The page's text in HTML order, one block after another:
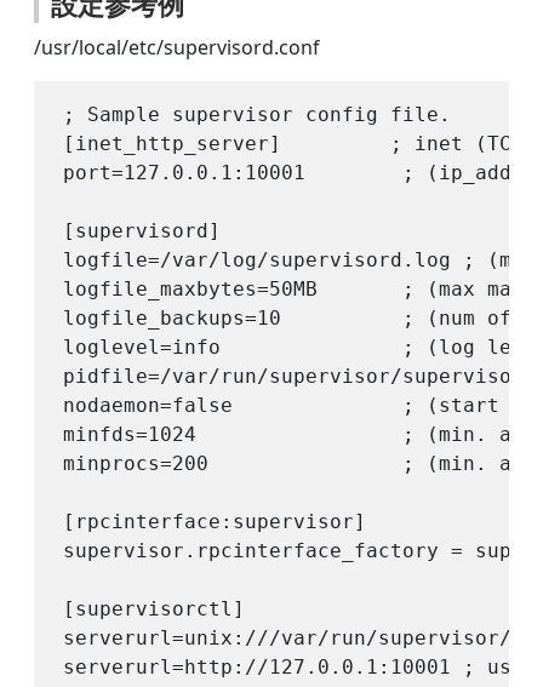
/usr/local/etc/supervisord.conf
; Sample supervisor config file.
[inet_http_server]         ; inet (TCP)
port=127.0.0.1:10001        ;
[supervisord]
logfile=/var/log/supervisord.log ;
logfile_maxbytes=50MB       ; (max
logfile_backups=10          ; (num of
loglevel=info               ; (log
pidfile=/var/run/supervisor/
nodaemon=false              ; (start in
minfds=1024                 ; (min.
minprocs=200                ; (min.
[rpcinterface:supervisor]
supervisor.rpcinterface_factory =
[supervisorctl]
serverurl=unix:///var/run/supervisor/
serverurl=http://127.0.0.1:10001 ;